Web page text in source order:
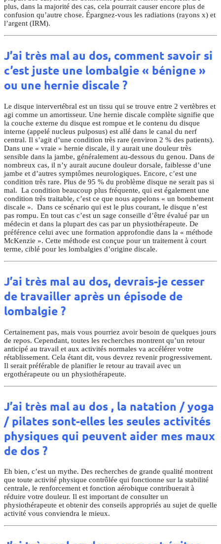
plus, dans la majorité des cas, cela pourrait causer encore plus de
confusion qu’autre chose. Épargnez-vous les radiations (rayons x) et
l’argent (IRM).
J’ai très mal au dos, comment savoir si
c’est juste une lombalgie « bénigne »
ou une hernie discale ?
Le disque intervertébral est un tissu qui se trouve entre 2 vertèbres et
agi comme un amortisseur. Une hernie discale complète signifie que
la couche externe du disque est rompue et le contenu du disque
interne (appelé nucleus pulposus) est allé dans le canal du nerf
central. Il s’agit d’une condition très rare (environ 2 % des patients).
Dans une « vraie » hernie discale, il y aurait une douleur très
sensible dans la jambe, généralement au-dessous du genou. Dans de
nombreux cas, il n’y aurait aucune douleur dorsale, faiblesse d’une
jambe et d’autres symptômes neurologiques. Encore, c’est une
condition très rare. Plus de 95 % du problème disque ne serait pas si
mal. La condition beaucoup plus fréquente, qui est également une
condition très traitable, c’est ce que nous appelons « un bombement
discale ». Dans ce scénario qui est le plus courant, le disque n’est
pas rompu. En tout cas c’est un sage conseille d’être évalué par un
médecin et dans la plupart des cas par un physiothérapeute. De
préférence celui avec une formation approfondie dans la « méthode
McKenzie ». Cette méthode est conçue pour un traitement à court
terme, ciblé pour les lombalgies d’origine discale.
J’ai très mal au dos, devrais-je cesser
de travailler après un épisode de
lombalgie ?
Certainement pas, mais vous pourriez avoir besoin de quelques jours
de repos. Cependant, toutes les recherches montrent qu’un retour
anticipé au travail et aux activités normales va accélérer votre
rétablissement. Cela étant dit, vous devrez revenir progressivement.
Il serait préférable de planifier le retour au travail avec un
ergothérapeute ou un physiothérapeute.
J’ai très mal au dos , la natation / yoga
/ pilates sont-elles les seules activités
physiques qui peuvent aider mes maux
de dos ?
Eh bien, c’est un mythe. Des recherches de grande qualité montrent
que toute activité physique contrôlée qui fonctionne sur la stabilité
centrale, le renforcement et fonction aérobique contribuerait à
réduire votre douleur. Il est important de consulter un
physiothérapeute et obtenir des conseils appropriés au sujet de quelle
activité vous conviendra le mieux.